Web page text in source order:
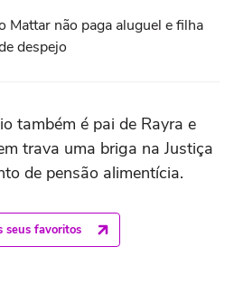
Mattar não paga aluguel e filha
despejo
também é pai de Rayra e
trava uma briga na Justiça
de pensão alimentícia.
seus favoritos